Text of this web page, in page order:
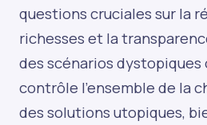
questions cruciales sur la
richesses et la
des scénarios
contrôle l’ensemble de la
des solutions utopiques,